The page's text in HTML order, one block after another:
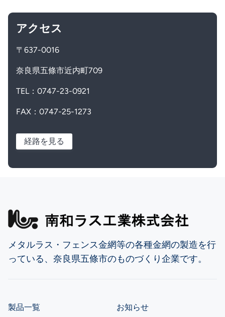
アクセス
〒637-0016
奈良県五條市近内町709
TEL：0747-23-0921
FAX：0747-25-1273
経路を見る
メタルラス・フェンス金網等の各種金網の製造を行
っている、奈良県五條市のものづくり企業です。
製品一覧 お知らせ